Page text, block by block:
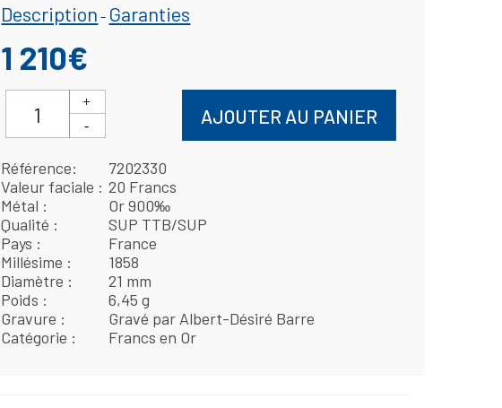
Description - Garanties
1 210€
AJOUTER AU PANIER
Référence
7202330
Valeur faciale
20 Francs
Métal
Or 900‰
Qualité
SUP TTB/SUP
Pays
France
Millésime
1858
Diamètre
21 mm
Poids
6,45 g
Gravure
Gravé par Albert-Désiré Barre
Catégorie
Francs en Or